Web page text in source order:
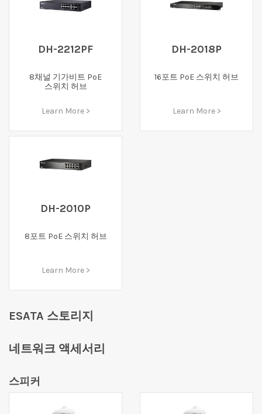
DH-2212PF
8채널 기가비트 PoE
스위치 허브
Learn More >
DH-2018P
16포트 PoE 스위치 허브
Learn More >
DH-2010P
8포트 PoE 스위치 허브
Learn More >
ESATA 스토리지
네트워크 액세서리
스피커